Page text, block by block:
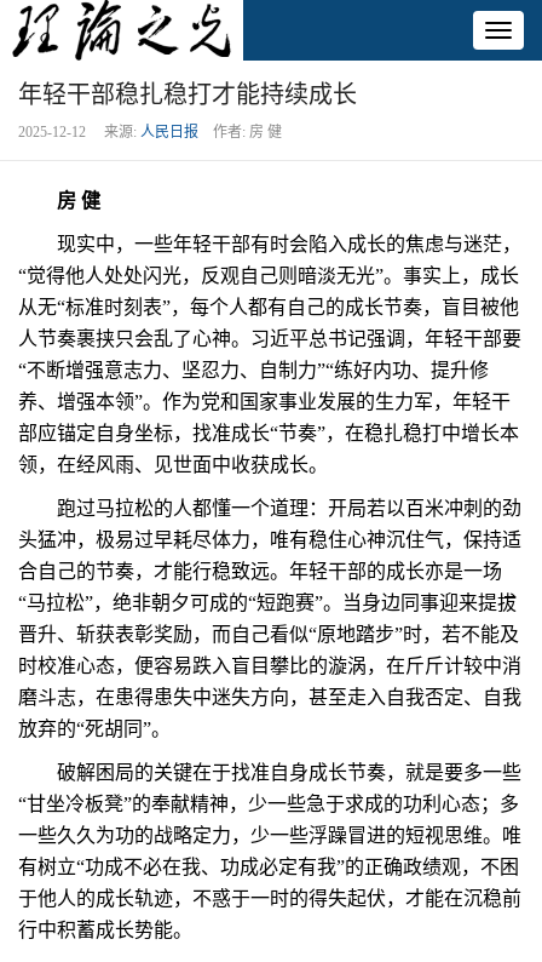
年轻干部稳扎稳打才能持续成长
2025-12-12 来源: 人民日报 作者: 房 健
房 健
现实中，一些年轻干部有时会陷入成长的焦虑与迷茫，
“觉得他人处处闪光，反观自己则暗淡无光”。事实上，成长
从无“标准时刻表”，每个人都有自己的成长节奏，盲目被他
人节奏裹挟只会乱了心神。习近平总书记强调，年轻干部要
“不断增强意志力、坚忍力、自制力”“练好内功、提升修
养、增强本领”。作为党和国家事业发展的生力军，年轻干
部应锚定自身坐标，找准成长“节奏”，在稳扎稳打中增长本
领，在经风雨、见世面中收获成长。
跑过马拉松的人都懂一个道理：开局若以百米冲刺的劲
头猛冲，极易过早耗尽体力，唯有稳住心神沉住气，保持适
合自己的节奏，才能行稳致远。年轻干部的成长亦是一场
“马拉松”，绝非朝夕可成的“短跑赛”。当身边同事迎来提拔
晋升、斩获表彰奖励，而自己看似“原地踏步”时，若不能及
时校准心态，便容易跌入盲目攀比的漩涡，在斤斤计较中消
磨斗志，在患得患失中迷失方向，甚至走入自我否定、自我
放弃的“死胡同”。
破解困局的关键在于找准自身成长节奏，就是要多一些
“甘坐冷板凳”的奉献精神，少一些急于求成的功利心态；多
一些久久为功的战略定力，少一些浮躁冒进的短视思维。唯
有树立“功成不必在我、功成必定有我”的正确政绩观，不困
于他人的成长轨迹，不惑于一时的得失起伏，才能在沉稳前
行中积蓄成长势能。